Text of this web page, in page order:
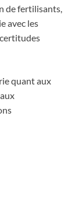
de fertilisants,
avec les
quant aux